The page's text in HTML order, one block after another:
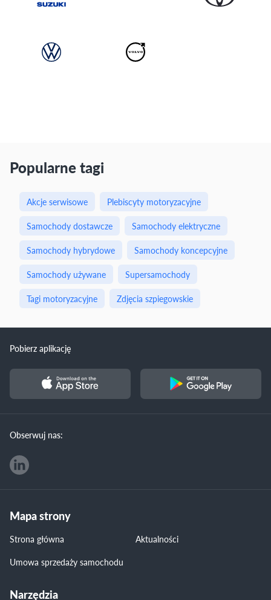
Popularne tagi
Akcje serwisowe
Plebiscyty motoryzacyjne
Samochody dostawcze
Samochody elektryczne
Samochody hybrydowe
Samochody koncepcyjne
Samochody używane
Supersamochody
Tagi motoryzacyjne
Zdjęcia szpiegowskie
Pobierz aplikację
Obserwuj nas:
Mapa strony
Strona główna
Aktualności
Umowa sprzedaży samochodu
Narzędzia